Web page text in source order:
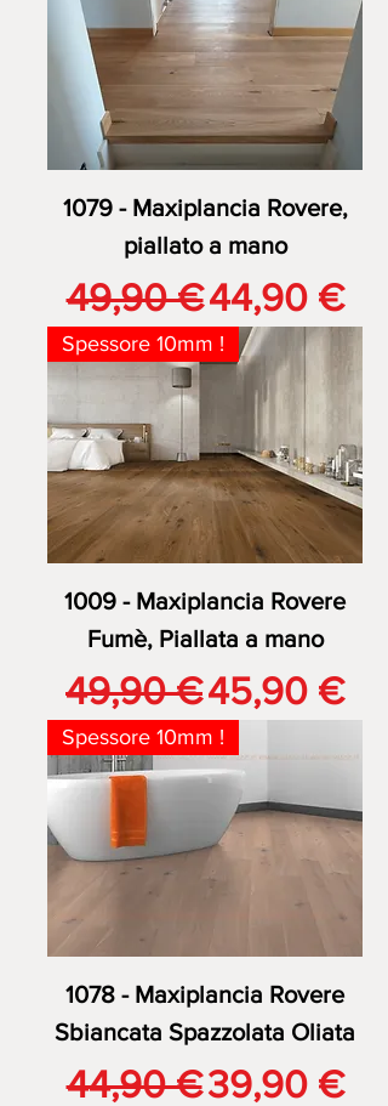
1079 - Maxiplancia Rovere,
piallato a mano
Prezzo regolare
49,90 €Prezzo
44,90 €
Spessore 10mm !
1009 - Maxiplancia Rovere
Fumè, Piallata a mano
Prezzo regolare
49,90 €Prezzo
45,90 €
Spessore 10mm !
1078 - Maxiplancia Rovere
Sbiancata Spazzolata Oliata
Prezzo regolare
44,90 €Prezzo
39,90 €